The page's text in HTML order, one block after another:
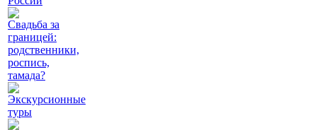
Свадьба за
границей:
родственники,
роспись,
тамада?
Экскурсионные
туры